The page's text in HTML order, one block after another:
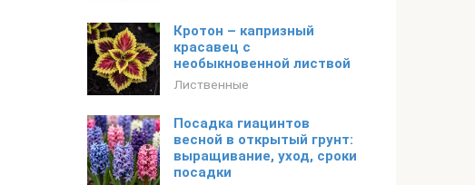
Кротон – капризный
красавец с
необыкновенной листвой
Лиственные
Посадка гиацинтов
весной в открытый грунт:
выращивание, уход, сроки
посадки